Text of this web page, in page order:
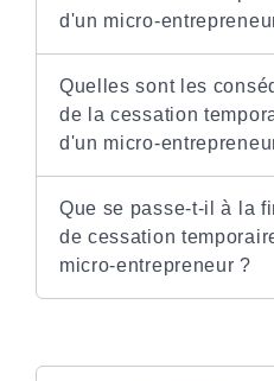
d'un micro-
Quelles sont les
de la cessation
d'un micro-
Que se passe-t-il à la
de cessation
micro-entrepreneur ?